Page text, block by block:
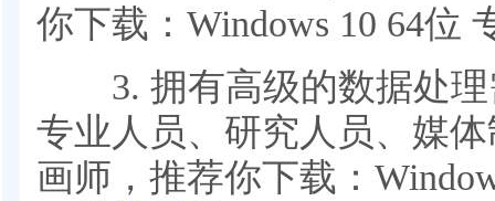
你下载：Windows 10 64位
3. 拥有高级的数据处理
专业人员、研究人员、媒
画师，推荐你下载：